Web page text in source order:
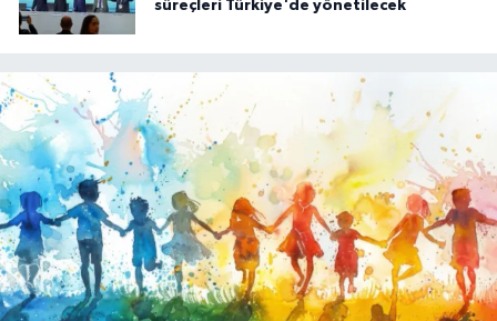
süreçleri Türkiye'de yönetilecek